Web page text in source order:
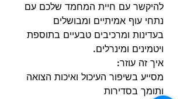
להיקשר עם חיית המחמד שלכם עם
נתחי עוף אמיתיים ומבושלים
בעדינות ומרכיבים טבעיים בתוספת
ויטמינים ומינרלים.
איך זה עוזר:
מסייע בשיפור העיכול ואיכות הצואה
ותומך בסדירות